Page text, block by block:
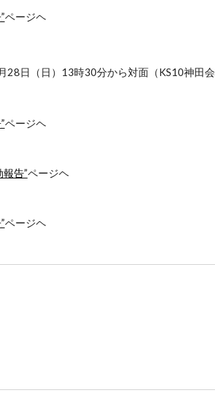
ページヘ
月28日（日）13時30分から対面（KS10神田
ページヘ
告”ページヘ
ページヘ